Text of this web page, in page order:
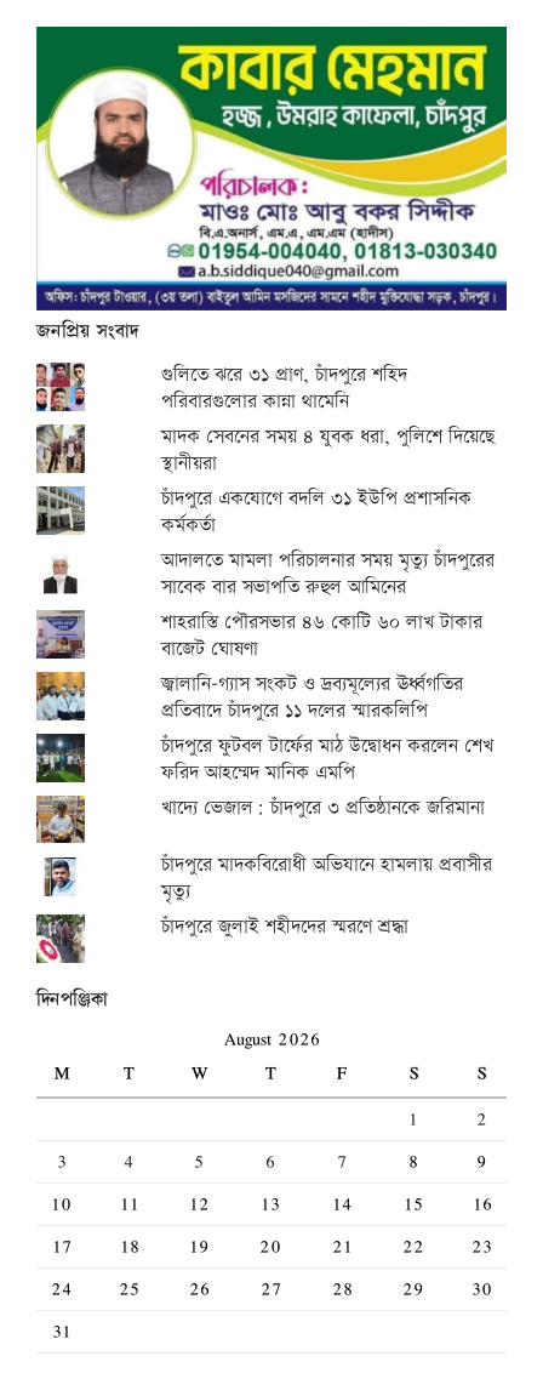
জনপ্রিয় সংবাদ
গুলিতে ঝরে ৩১ প্রাণ, চাঁদপুরে শহিদ
পরিবারগুলোর কান্না থামেনি
মাদক সেবনের সময় ৪ যুবক ধরা, পুলিশে দিয়েছে
স্থানীয়রা
চাঁদপুরে একযোগে বদলি ৩১ ইউপি প্রশাসনিক
কর্মকর্তা
আদালতে মামলা পরিচালনার সময় মৃত্যু চাঁদপুরের
সাবেক বার সভাপতি রুহুল আমিনের
শাহরাস্তি পৌরসভার ৪৬ কোটি ৬০ লাখ টাকার
বাজেট ঘোষণা
জ্বালানি-গ্যাস সংকট ও দ্রব্যমূল্যের ঊর্ধ্বগতির
প্রতিবাদে চাঁদপুরে ১১ দলের স্মারকলিপি
চাঁদপুরে ফুটবল টার্ফের মাঠ উদ্বোধন করলেন শেখ
ফরিদ আহম্মেদ মানিক এমপি
খাদ্যে ভেজাল: চাঁদপুরে ৩ প্রতিষ্ঠানকে জরিমানা
চাঁদপুরে মাদকবিরোধী অভিযানে হামলায় প্রবাসীর
মৃত্যু
চাঁদপুরে জুলাই শহীদদের স্মরণে শ্রদ্ধা
দিনপঞ্জিকা
August 2026
M
T W T F S
S
1
2
3
4 5 6 7 8
9
10
11 12 13 14 15
16
17
18 19 20 21 22
23
24
25 26 27 28 29
30
31